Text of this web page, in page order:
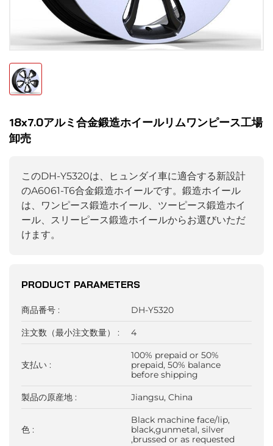
18x7.0アルミ合金鍛造ホイールリムワンピース工場
卸売
このDH-Y5320は、ヒュンダイ車に適合する新設計
のA6061-T6合金鍛造ホイールです。鍛造ホイール
は、ワンピース鍛造ホイール、ツーピース鍛造ホイ
ール、スリーピース鍛造ホイールからお選びいただ
けます。
PRODUCT PARAMETERS
商品番号 : DH-Y5320
注文数（最小注文数量） : 4
支払い :
100% prepaid or 50%
prepaid, 50% balance
before shipping
製品の原産地 : Jiangsu, China
色 :
Black machine face/lip,
black,gunmetal, silver
,brussed or as requested